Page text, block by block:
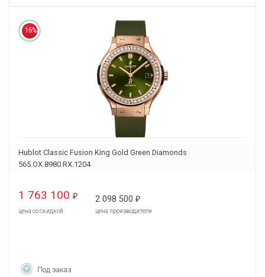
16%
Hublot Classic Fusion King Gold Green Diamonds
565.OX.8980.RX.1204
1 763 100 ₽
цена со скидкой
2 098 500 ₽
цена производителя
Под заказ